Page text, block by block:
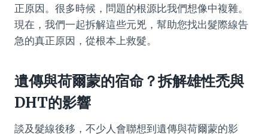
正原因。很多時候，問題的根源比我們想像中複雜。
現在，我們一起拆解這些元兇，幫助您找出髮際線告
急的真正原因，從根本上救髮。
遺傳與荷爾蒙的宿命？拆解雄性禿與
DHT的影響
談及髮線後移，不少人會聯想到遺傳與荷爾蒙的影